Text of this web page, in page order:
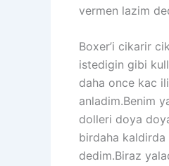
vermen lazim
Boxer’i cikarir
istedigin gibi
daha once kac
anladim.Benim
dolleri doya
birdaha
dedim.Biraz